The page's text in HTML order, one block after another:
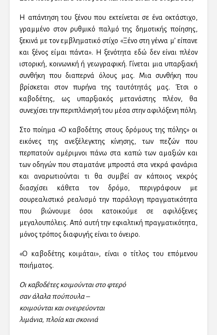
Η απάντηση του ξένου που εκτείνεται σε ένα οκτάστιχο,
γραμμένο στον ρυθμικό παλμό της δημοτικής ποίησης,
ξεκινά με τον εμβληματικό στίχο «Ξένο στη γέννα μ’ είπανε
και ξένος είμαι πάντα». Η ξενότητα εδώ δεν είναι πλέον
ιστορική, κοινωνική ή γεωγραφική. Γίνεται μια υπαρξιακή
συνθήκη που διαπερνά όλους μας. Μια συνθήκη που
βρίσκεται στον πυρήνα της ταυτότητάς μας. Έτσι ο
καβοδέτης, ως υπαρξιακός μετανάστης πλέον, θα
συνεχίσει την περιπλάνησή του μέσα στην αφιλόξενη πόλη.
Στο ποίημα «Ο καβοδέτης στους δρόμους της πόλης» οι
εικόνες της ανεξέλεγκτης κίνησης, των πεζών που
περπατούν αμέριμνοι πάνω στα καπώ των αμαξιών και
των οδηγών που σταματάνε μπροστά στα νεκρά φανάρια
και αναρωτιούνται τι θα συμβεί αν κάποιος νεκρός
διασχίσει κάθετα τον δρόμο, περιγράφουν με
σουρεαλιστικό ρεαλισμό την παράλογη πραγματικότητα
που βιώνουμε όσοι κατοικούμε σε αφιλόξενες
μεγαλουπόλεις. Από αυτή την εφιαλτική πραγματικότητα,
μόνος τρόπος διαφυγής είναι το όνειρο.
«Ο καβοδέτης κοιμάται», είναι ο τίτλος του επόμενου
ποιήματος.
Οι καβοδέτες κοιμούνται στο φτερό
σαν άλαλα πούπουλα –
κοιμούνται και ονειρεύονται
λιμάνια, πλοία και σκοινιά